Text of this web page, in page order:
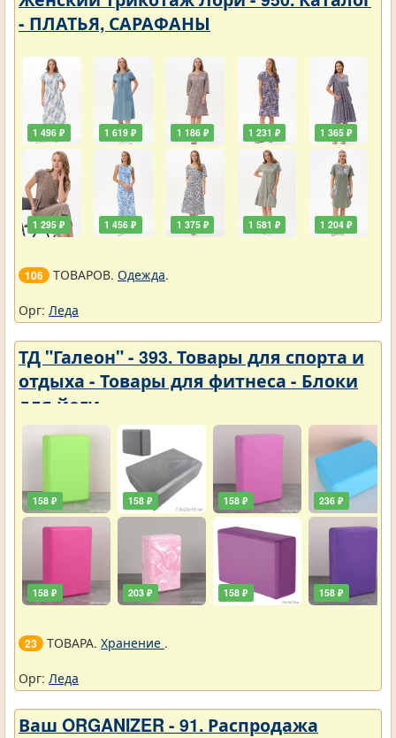
- ПЛАТЬЯ, САРАФАНЫ
1 496 ₽
1 295 ₽
1 619 ₽
1 456 ₽
1 186 ₽
1 375 ₽
1 231 ₽
1 581 ₽
1 365 ₽
1 204 ₽
106 ТОВАРОВ. Одежда.
Орг: Леда
ТД "Галеон" - 393. Товары для спорта и
отдыха - Товары для фитнеса - Блоки
для йоги
158 ₽
158 ₽
158 ₽
203 ₽
158 ₽
158 ₽
236 ₽
158 ₽
23 ТОВАРА. Хранение .
Орг: Леда
Ваш ORGANIZER - 91. Распродажа